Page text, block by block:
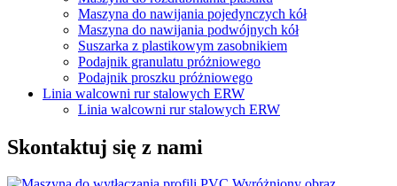
Maszyna do nawijania pojedynczych kół
Maszyna do nawijania podwójnych kół
Suszarka z plastikowym zasobnikiem
Podajnik granulatu próżniowego
Podajnik proszku próżniowego
Linia walcowni rur stalowych ERW
Linia walcowni rur stalowych ERW
Skontaktuj się z nami